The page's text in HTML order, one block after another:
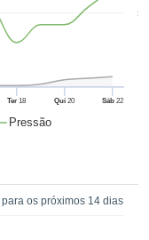
Pressão
50
Ter 18 Qui 20 Sáb22
os próximos 14 dias